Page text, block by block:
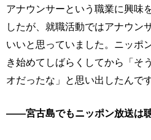
アナウンサーという職業に興味
したが、就職活動ではアナウン
いいと思っていました。ニッポ
き始めてしばらくしてから「そ
オだったな」と思い出したんです
――宮古島でもニッポン放送は